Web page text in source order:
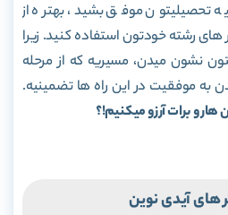
تحصیلیتون موفق بشید، بهتره از
رشته خودتون استفاده کنید. زیرا
نشون میدن، مسیریه که از مرحله
به موفقیت در این راه ها تضمینیه.
برات آرزو میکنیم!؟
های آیدی نوین